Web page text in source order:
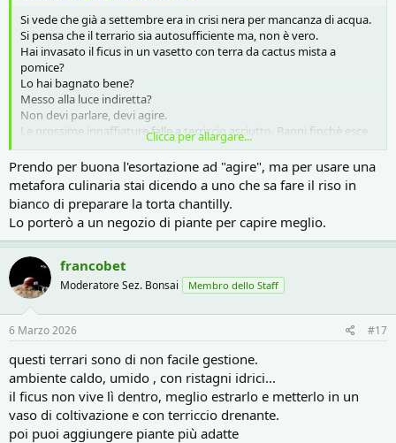
Si vede che già a settembre era in crisi nera per mancanza di acqua.
Si pensa che il terrario sia autosufficiente ma, non è vero.
Hai invasato il ficus in un vasetto con terra da cactus mista a
pomice?
Lo hai bagnato bene?
Messo alla luce indiretta?
Non devi parlare, devi agire.
Le prossime innaffiature falle a terriccio asciutto. Bagni finchè esce
acqua dai foi di scolo, poi non bagni più finchè la terra è aciutta.
Clicca per allargare...
Prendo per buona l'esortazione ad "agire", ma per usare una
metafora culinaria stai dicendo a uno che sa fare il riso in
bianco di preparare la torta chantilly.
Lo porterò a un negozio di piante per capire meglio.
francobet
Moderatore Sez. Bonsai Membro dello Staff
6 Marzo 2026 #17
questi terrari sono di non facile gestione.
ambiente caldo, umido , con ristagni idrici...
il ficus non vive lì dentro, meglio estrarlo e metterlo in un
vaso di coltivazione e con terriccio drenante.
poi puoi aggiungere piante più adatte